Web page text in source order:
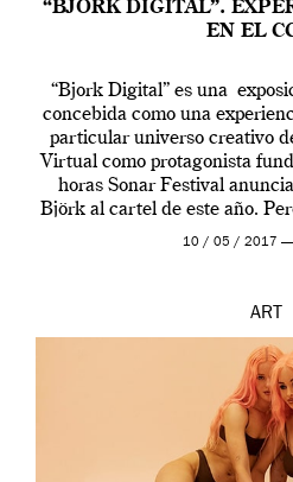
“BJÖRK DIGITAL”.
EN EL
“Bjork Digital” es una
concebida como una
particular universo creativo
Virtual como protagonista
horas Sonar Festival
Björk al cartel de este año.
en una de las10 / 05 / 2017 —
ART